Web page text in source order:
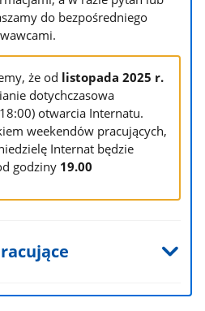
do bezpośredniego
że od listopada 2025 r.
dotychczasowa
otwarcia Internatu.
weekendów pracujących,
Internat będzie
godziny 19.00